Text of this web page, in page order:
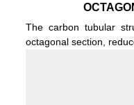
The carbon tubular
octagonal section,